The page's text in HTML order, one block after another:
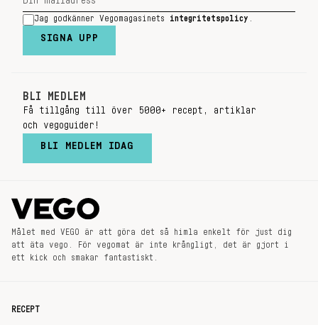
Jag godkänner Vegomagasinets integritetspolicy
SIGNA UPP
BLI MEDLEM
Få tillgång till över 5000+ recept, artiklar
och vegoguider!
BLI MEDLEM IDAG
Målet med VEGO är att göra det så himla enkelt för just dig
att äta vego. För vegomat är inte krångligt, det är gjort i
ett kick och smakar fantastiskt.
RECEPT